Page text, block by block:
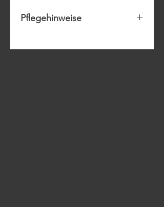
Pflegehinweise
können bei 40 Grad